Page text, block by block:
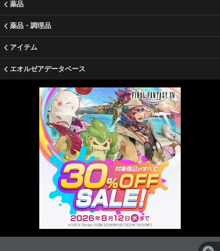
薬品
薬品・調理品
アイテム
エオルゼアデータベース